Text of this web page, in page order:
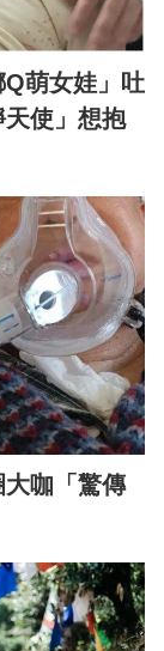
萌女娃」吐
使」想抱
咖「驚傳